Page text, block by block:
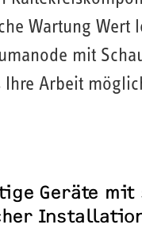
Wartung Wert
mit
Ihre Arbeit
Geräte